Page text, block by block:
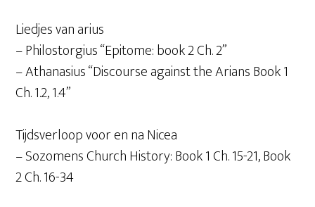
Liedjes van arius
– Philostorgius “Epitome: book 2 Ch. 2”
– Athanasius “Discourse against the Arians Book 1
Ch. 1.2, 1.4”
Tijdsverloop voor en na Nicea
– Sozomens Church History: Book 1 Ch. 15-21, Book
2 Ch. 16-34